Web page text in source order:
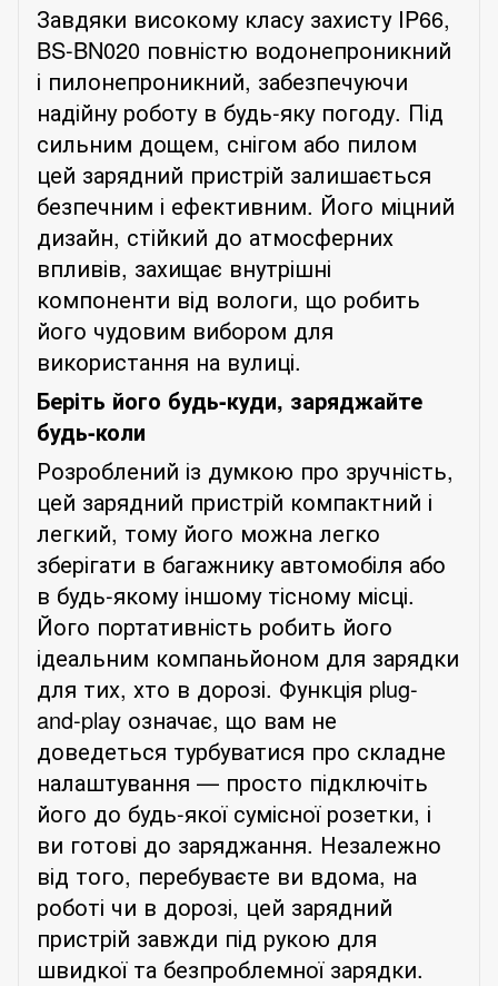
Завдяки високому класу захистуIP66,
BS-BN020 повністю водонепроникний
і пилонепроникний, забезпечуючи
надійну роботу в будь-яку погоду. Під
сильним дощем, снігом або пилом
цей зарядний пристрій залишається
безпечним і ефективним. Його міцний
дизайн, стійкий до атмосферних
впливів, захищає внутрішні
компоненти від вологи, що робить
його чудовим вибором для
використання на вулиці.
Беріть його будь-куди, заряджайте
будь-коли
Розроблений із думкою про зручність,
цей зарядний пристрій компактний і
легкий, тому його можна легко
зберігати в багажнику автомобіля або
в будь-якому іншому тісному місці.
Його портативність робить його
ідеальним компаньйоном для зарядки
для тих, хто в дорозі. Функція plug-
and-play означає, що вам не
доведеться турбуватися про складне
налаштування — просто підключіть
його до будь-якої сумісної розетки, і
ви готові до заряджання. Незалежно
від того, перебуваєте ви вдома, на
роботі чи в дорозі, цей зарядний
пристрій завжди під рукою для
швидкої та безпроблемної зарядки.